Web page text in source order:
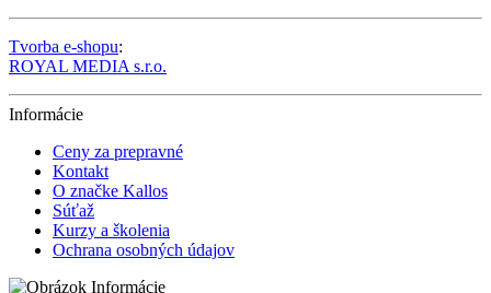
Tvorba e-shopu:
ROYAL MEDIA s.r.o.
Informácie
Ceny za prepravné
Kontakt
O značke Kallos
Súťaž
Kurzy a školenia
Ochrana osobných údajov